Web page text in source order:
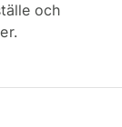
och